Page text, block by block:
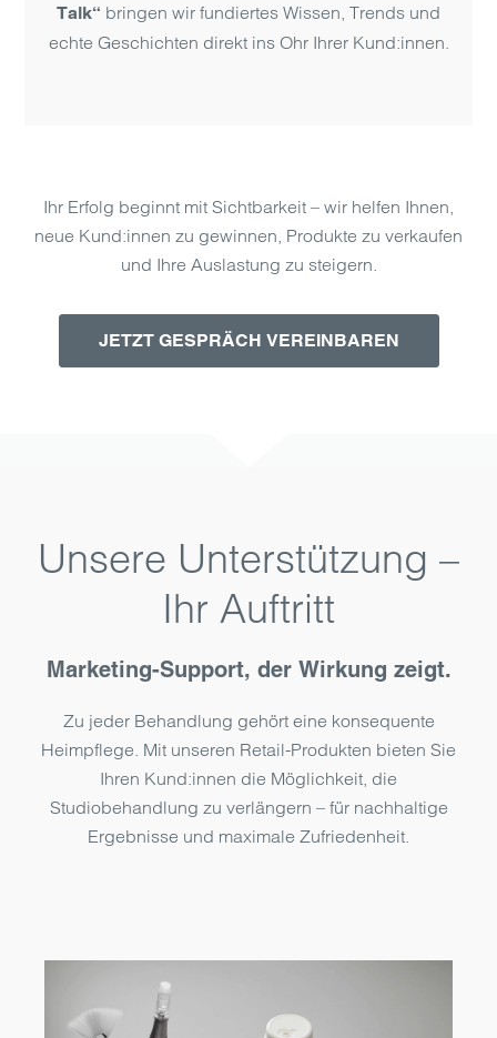
Talk“ bringen wir fundiertes Wissen, Trends und
echte Geschichten direkt ins Ohr Ihrer Kund:innen.
Ihr Erfolg beginnt mit Sichtbarkeit – wir helfen Ihnen,
neue Kund:innen zu gewinnen, Produkte zu verkaufen
und Ihre Auslastung zu steigern.
JETZT GESPRÄCH VEREINBAREN
Unsere Unterstützung –
Ihr Auftritt
Marketing-Support, der Wirkung zeigt.
Zu jeder Behandlung gehört eine konsequente
Heimpflege. Mit unseren Retail-Produkten bieten Sie
Ihren Kund:innen die Möglichkeit, die
Studiobehandlung zu verlängern – für nachhaltige
Ergebnisse und maximale Zufriedenheit.